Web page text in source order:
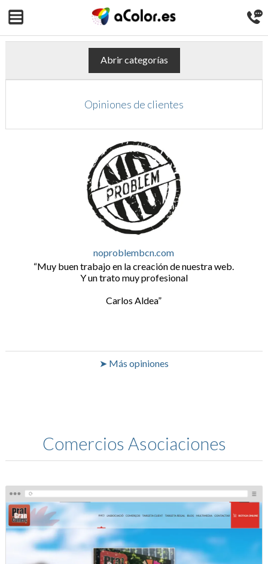
Abrir categorías
Opiniones de clientes
noproblembcn.com
Muy buen trabajo en la creación de nuestra web.
Y un trato muy profesional
Carlos Aldea
➤ Más opiniones
Comercios Asociaciones